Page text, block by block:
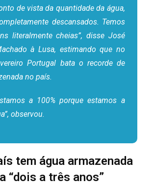
de vista da quantidade da água,
descansados. Temos
literalmente cheias”, disse José
à Lusa, estimando que no
Portugal bata o recorde de
no país.
a 100% porque estamos a
observou.
tem água armazenada
“dois a três anos”